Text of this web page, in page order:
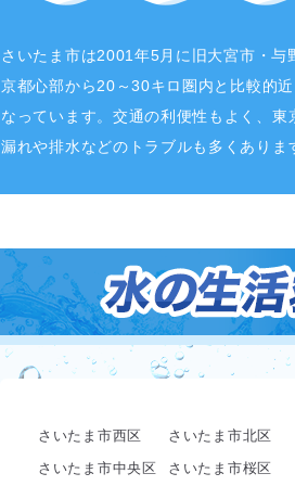
さいたま市は2001年5月に旧大宮市・
京都心部から20～30キロ圏内と比較的
なっています。交通の利便性もよく、
漏れや排水などのトラブルも多くありま
さいたま市西区 さいたま市北区
さいたま市中央区
さいたま市桜区